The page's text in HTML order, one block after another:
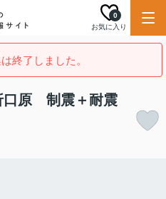
お気に入り
0
終了しました。
口原 制震＋耐震